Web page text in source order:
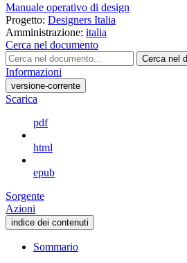
Manuale operativo di design
Progetto: Designers Italia
Amministrazione: italia
Cerca nel documento
Cerca nel
Informazioni
versione-corrente
Scarica
pdf
html
epub
Sorgente
Azioni
indice dei contenuti
Sommario